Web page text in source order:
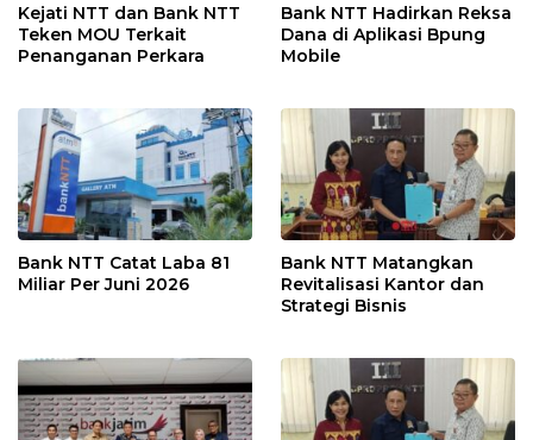
Kejati NTT dan Bank NTT
Teken MOU Terkait
Penanganan Perkara
Bank NTT Hadirkan Reksa
Dana di Aplikasi Bpung
Mobile
Bank NTT Catat Laba 81
Miliar Per Juni 2026
Bank NTT Matangkan
Revitalisasi Kantor dan
Strategi Bisnis